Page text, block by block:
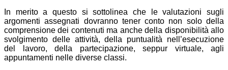
In merito a questo si sottolinea che le valutazioni sugli
argomenti assegnati dovranno tener conto non solo della
comprensione dei contenuti ma anche della disponibilità allo
svolgimento delle attività, della puntualità nell’esecuzione
del lavoro, della partecipazione, seppur virtuale, agli
appuntamenti nelle diverse classi.